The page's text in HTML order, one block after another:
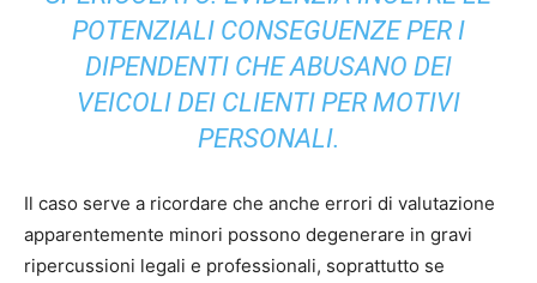
POTENZIALI CONSEGUENZE PER I
DIPENDENTI CHE ABUSANO DEI
VEICOLI DEI CLIENTI PER MOTIVI
PERSONALI.
Il caso serve a ricordare che anche errori di valutazione
apparentemente minori possono degenerare in gravi
ripercussioni legali e professionali, soprattutto se